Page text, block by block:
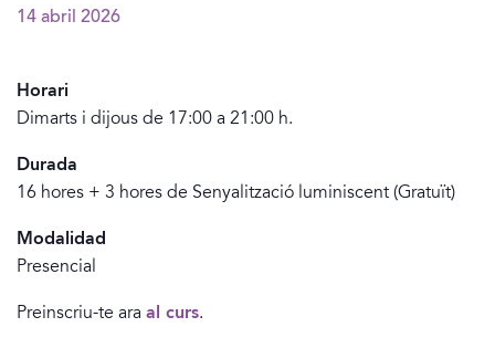
14 abril 2026
Horari
Dimarts i dijous de 17:00 a 21:00 h.
Durada
16 hores + 3 hores de Senyalització luminiscent (Gratuït)
Modalidad
Presencial
Preinscriu-te ara al curs.